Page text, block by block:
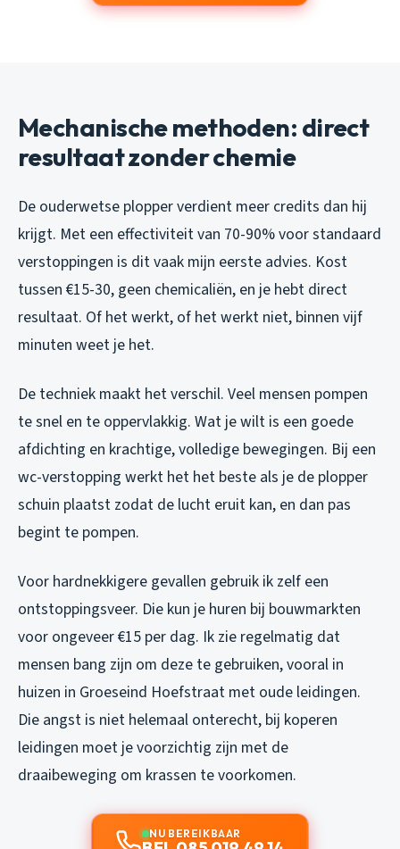
Mechanische methoden: direct
resultaat zonder chemie
De ouderwetse plopper verdient meer credits dan hij
krijgt. Met een effectiviteit van 70-90% voor standaard
verstoppingen is dit vaak mijn eerste advies. Kost
tussen €15-30, geen chemicaliën, en je hebt direct
resultaat. Of het werkt, of het werkt niet, binnen vijf
minuten weet je het.
De techniek maakt het verschil. Veel mensen pompen
te snel en te oppervlakkig. Wat je wilt is een goede
afdichting en krachtige, volledige bewegingen. Bij een
wc-verstopping werkt het het beste als je de plopper
schuin plaatst zodat de lucht eruit kan, en dan pas
begint te pompen.
Voor hardnekkigere gevallen gebruik ik zelf een
ontstoppingsveer. Die kun je huren bij bouwmarkten
voor ongeveer €15 per dag. Ik zie regelmatig dat
mensen bang zijn om deze te gebruiken, vooral in
huizen in Groeseind Hoefstraat met oude leidingen.
Die angst is niet helemaal onterecht, bij koperen
leidingen moet je voorzichtig zijn met de
draaibeweging om krassen te voorkomen.
NU BEREIKBAAR